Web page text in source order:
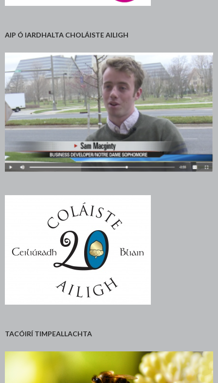
AIP Ó IARDHALTA CHOLÁISTE AILIGH
TACÓIRÍ TIMPEALLACHTA